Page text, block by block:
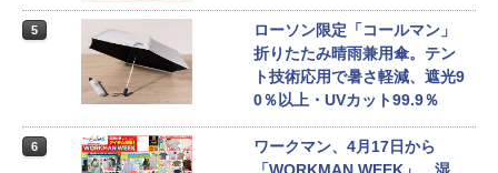
5
ローソン限定「コールマン」
折りたたみ晴雨兼用傘。テン
ト技術応用で暑さ軽減、遮光9
0％以上・UVカット99.9％
6
ワークマン、4月17日から